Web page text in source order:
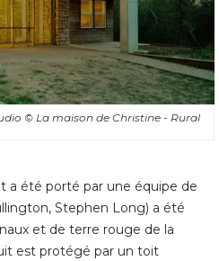
© La maison de Christine - Rural
a été porté par une équipe de
Stephen Long) a été
et de terre rouge de la
est protégé par un toit